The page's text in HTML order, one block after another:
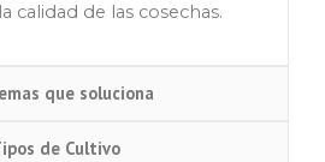
calidad de las cosechas.
que soluciona
de Cultivo